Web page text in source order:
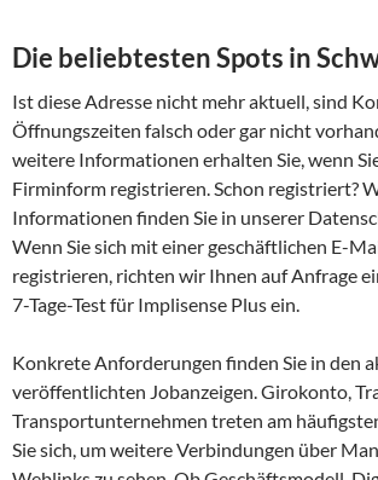
Die beliebtesten Spots in
Ist diese Adresse nicht mehr aktuell, sind
Öffnungszeiten falsch oder gar nicht
weitere Informationen erhalten Sie, wenn
Firminform registrieren. Schon registriert?
Informationen finden Sie in unserer
Wenn Sie sich mit einer geschäftlichen E-
registrieren, richten wir Ihnen auf Anfrage
7-Tage-Test für Implisense Plus ein.
Konkrete Anforderungen finden Sie in den
veröffentlichten Jobanzeigen. Girokonto,
Transportunternehmen treten am
Sie sich, um weitere Verbindungen über